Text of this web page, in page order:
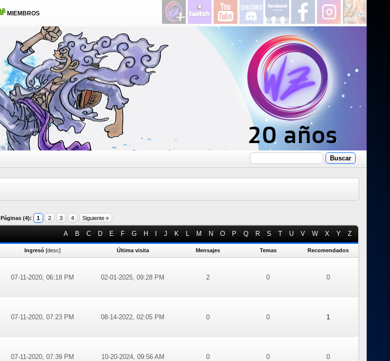
MIEMBROS
Páginas (4): 1 2 3 4 Siguiente »
A B C D E F G H J K L M N O P Q R S T U V W X Y Z
Ingresó [desc] Última visita Mensajes Temas Recomendados
07-11-2020, 06:18 PM 02-01-2025, 09:28 PM 2 0 0
07-11-2020, 07:23 PM 08-14-2022, 02:05 PM 0 0 1
07-11-2020, 07:39 PM 10-20-2024, 09:56 AM 0 0 0